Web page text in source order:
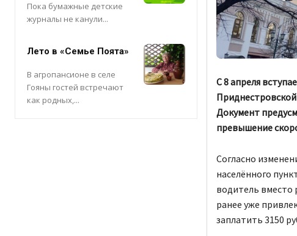
Пока бумажные детские
журналы не канули...
Лето в «Семье Поята»
В агропансионе в селе
Гояны гостей встречают
как родных,...
С 8 апреля
Документ
превышение
Согласно
населённого
водитель вместо
ранее уже
заплатить 3150